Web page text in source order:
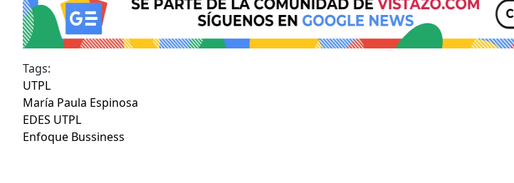
Tags:
UTPL
María Paula Espinosa
EDES UTPL
Enfoque Bussiness